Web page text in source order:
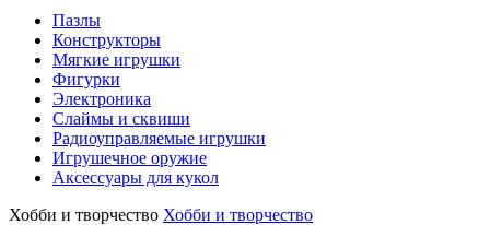
Пазлы
Конструкторы
Мягкие игрушки
Фигурки
Электроника
Слаймы и сквиши
Радиоуправляемые игрушки
Игрушечное оружие
Аксессуары для кукол
Хобби и творчество Хобби и творчество